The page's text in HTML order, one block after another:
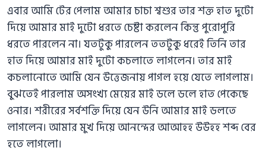
এবার আমি টের পেলাম আমার চাচা শ্বশুর তার শক্ত হাত দুটো
দিয়ে আমার মাই দুটো ধরতে চেষ্টা করলেন কিন্তু পুরোপুরি
ধরতে পারলেন না। যতটুকু পারলেন ততটুকু ধরেই তিনি তার
হাত দিয়ে আমার মাই দুটো কচলাতে লাগলেন। তার মাই
কচলানোতে আমি যেন উত্তেজনায় পাগল হয়ে যেতে লাগলাম।
বুঝতেই পারলাম অসংখ্য মেয়ের মাই ডলে ডলে হাত পেকেছে
ওনার। শরীরের সর্বশক্তি দিয়ে যেন উনি আমার মাই ডলতে
লাগলেন। আমার মুখ দিয়ে আনন্দের আআহহ উউহহ শব্দ বের
হতে লাগলো।